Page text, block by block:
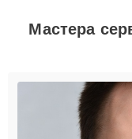
Мастера